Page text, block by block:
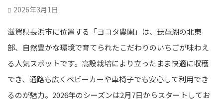
2026年3月1日
滋賀県長浜市に位置する「ヨコタ農園」は、琵琶湖の北東
部、自然豊かな環境で育てられたこだわりのいちごが味わえ
る人気スポットです。高設栽培により立ったまま快適に収穫
でき、通路も広くベビーカーや車椅子でも安心して利用でき
るのが魅力。2026年のシーズンは2月7日からスタートしてお